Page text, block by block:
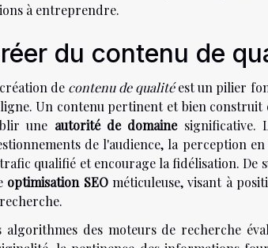
à entreprendre.
du contenu de
de contenu de qualitéest un pilier
Un contenu pertinent et bien construit
une autorité de domainesignificative.
de l'audience, la perception
qualifié et encourage la fidélisation. De
optimisation SEOméticuleuse, visant à
algorithmes des moteurs de recherche